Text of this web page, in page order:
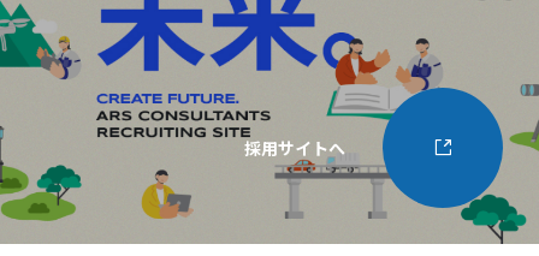
採用サイトへ